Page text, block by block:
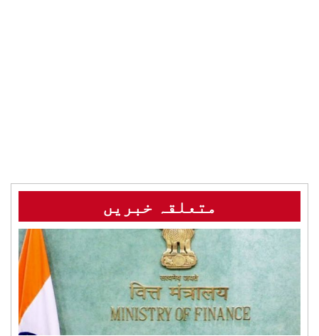
متعلقہ خبریں